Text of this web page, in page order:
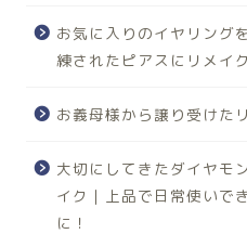
お気に入りのイヤリング
練されたピアスにリメイク
お義母様から譲り受けた
大切にしてきたダイヤモ
イク｜上品で日常使いで
に！